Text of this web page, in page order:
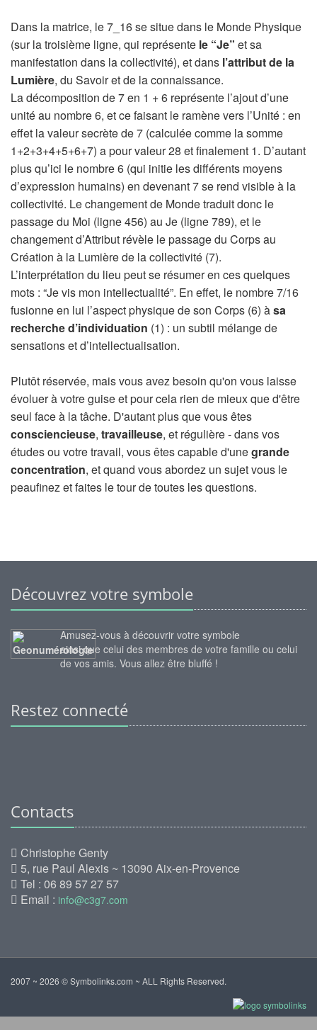
Dans la matrice, le 7_16 se situe dans le Monde Physique
(sur la troisième ligne, qui représente le “Je” et sa
manifestation dans la collectivité), et dans l’attribut de la
Lumière, du Savoir et de la connaissance.
La décomposition de 7 en 1 + 6 représente l’ajout d’une
unité au nombre 6, et ce faisant le ramène vers l’Unité : en
effet la valeur secrète de 7 (calculée comme la somme
1+2+3+4+5+6+7) a pour valeur 28 et finalement 1. D’autant
plus qu’ici le nombre 6 (qui initie les différents moyens
d’expression humains) en devenant 7 se rend visible à la
collectivité. Le changement de Monde traduit donc le
passage du Moi (ligne 456) au Je (ligne 789), et le
changement d’Attribut révèle le passage du Corps au
Création à la Lumière de la collectivité (7).
L’interprétation du lieu peut se résumer en ces quelques
mots : “Je vis mon intellectualité”. En effet, le nombre 7/16
fusionne en lui l’aspect physique de son Corps (6) àsa
recherche d’individuation (1) : un subtil mélange de
sensations et d’intellectualisation.
Plutôt réservée, mais vous avez besoin qu'on vous laisse
évoluer à votre guise et pour cela rien de mieux que d'être
seul face à la tâche. D'autant plus que vous êtes
consciencieuse, travailleuse, et régulière - dans vos
études ou votre travail, vous êtes capable d'unegrande
concentration, et quand vous abordez un sujet vous le
peaufinez et faites le tour de toutes les questions.
Découvrez votre symbole
Amusez-vous à découvrir votre symbole
ainsi que celui des membres de votre famille ou celui
de vos amis. Vous allez être bluffé !
Restez connecté
Contacts
Christophe Genty
5, rue Paul Alexis ~ 13090 Aix-en-Provence
Tel : 06 89 57 27 57
Email : info@c3g7.com
2007 ~ 2026 © Symbolinks.com ~ ALL Rights Reserved.